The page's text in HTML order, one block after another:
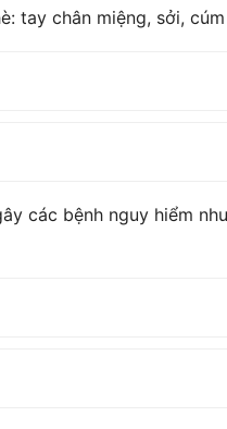
tay chân miệng, sởi,
các bệnh nguy hiểm